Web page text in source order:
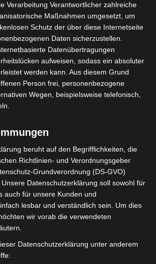
für Informations- und
Level 1“ ist von der
worden.
(SQ = Standard
erforderliche
von Dienstleistungen in der
für das jeweilige
Auftraggebern, den richtigen
finden.
ein guter Nachweis für das
und damit auch für mehr
Verarbeitung Verantwortlicher zahlreiche
Maßnahmen umgesetzt, um
Schutz der über diese Internetseite
Daten sicherzustellen.
Datenübertragungen
aufweisen, sodass ein absoluter
werden kann. Aus diesem Grund
Person frei, personenbezogene
Wegen, beispielsweise telefonisch,
beruht auf den Begrifflichkeiten, die
Richtlinien- und Verordnungsgeber
Grundverordnung (DS-GVO)
Datenschutzerklärung soll sowohl für
auch für unsere Kunden und
lesbar und verständlich sein. Um dies
wir vorab die verwendeten
Datenschutzerklärung unter anderem